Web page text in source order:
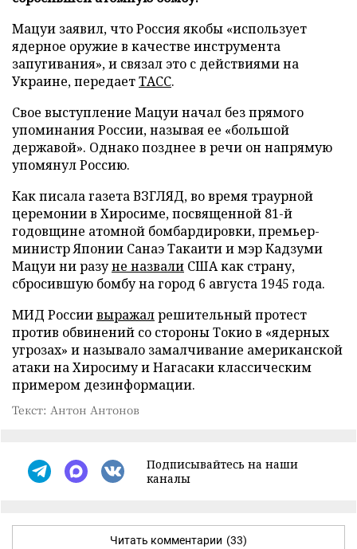
Мацуи заявил, что Россия якобы «использует
ядерное оружие в качестве инструмента
запугивания», и связал это с действиями на
Украине, передаетТАСС.
Свое выступление Мацуи начал без прямого
упоминания России, называя ее «большой
державой». Однако позднее в речи он напрямую
упомянул Россию.
Как писала газета ВЗГЛЯД, во время траурной
церемонии в Хиросиме, посвященной 81-й
годовщине атомной бомбардировки, премьер-
министр Японии Санаэ Такаити и мэр Кадзуми
Мацуи ни разуне назвали США как страну,
сбросившую бомбу на город 6 августа 1945 года.
МИД Россиивыражалрешительный протест
против обвинений со стороны Токио в «ядерных
угрозах» и называло замалчивание американской
атаки на Хиросиму и Нагасаки классическим
примером дезинформации.
Текст: Антон Антонов
Подписывайтесь на наши
каналы
Читать комментарии (33)